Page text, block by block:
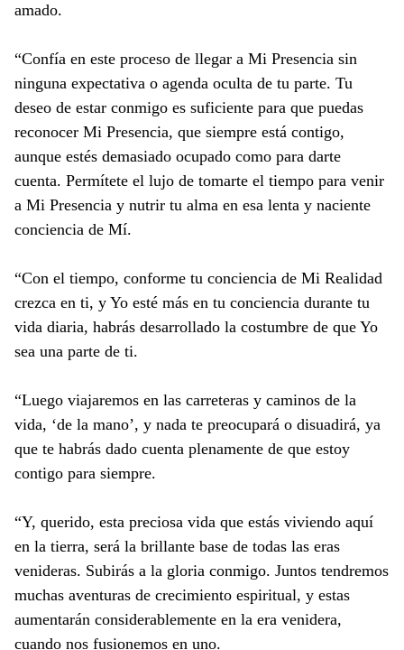
amado.
“Confía en este proceso de llegar a Mi Presencia sin
ninguna expectativa o agenda oculta de tu parte. Tu
deseo de estar conmigo es suficiente para que puedas
reconocer Mi Presencia, que siempre está contigo,
aunque estés demasiado ocupado como para darte
cuenta. Permítete el lujo de tomarte el tiempo para venir
a Mi Presencia y nutrir tu alma en esa lenta y naciente
conciencia de Mí.
“Con el tiempo, conforme tu conciencia de Mi Realidad
crezca en ti, y Yo esté más en tu conciencia durante tu
vida diaria, habrás desarrollado la costumbre de que Yo
sea una parte de ti.
“Luego viajaremos en las carreteras y caminos de la
vida, ‘de la mano’, y nada te preocupará o disuadirá, ya
que te habrás dado cuenta plenamente de que estoy
contigo para siempre.
“Y, querido, esta preciosa vida que estás viviendo aquí
en la tierra, será la brillante base de todas las eras
venideras. Subirás a la gloria conmigo. Juntos tendremos
muchas aventuras de crecimiento espiritual, y estas
aumentarán considerablemente en la era venidera,
cuando nos fusionemos en uno.